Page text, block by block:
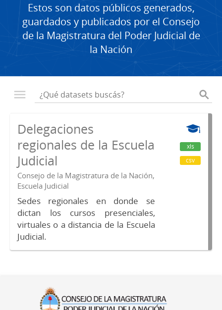
Estos son datos públicos generados,
guardados y publicados por el Consejo
de la Magistratura del Poder Judicial de
la Nación
Delegaciones
regionales de la Escuela
Judicial
Consejo de la Magistratura de la Nación,
Escuela Judicial
Sedes regionales en donde se
dictan los cursos presenciales,
virtuales o a distancia de la Escuela
Judicial.
xls
csv